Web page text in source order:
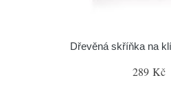
Dřevěná skříňka na
289 Kč